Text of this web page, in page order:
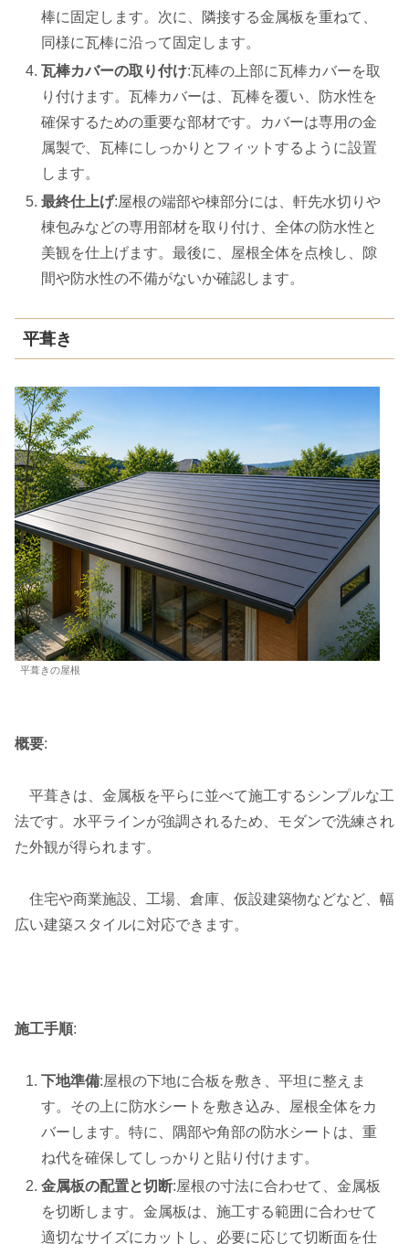
棒に固定します。次に、隣接する金属板を重ねて、
同様に瓦棒に沿って固定します。
瓦棒カバーの取り付け:瓦棒の上部に瓦棒カバーを取
り付けます。瓦棒カバーは、瓦棒を覆い、防水性を
確保するための重要な部材です。カバーは専用の金
属製で、瓦棒にしっかりとフィットするように設置
します。
最終仕上げ:屋根の端部や棟部分には、軒先水切りや
棟包みなどの専用部材を取り付け、全体の防水性と
美観を仕上げます。最後に、屋根全体を点検し、隙
間や防水性の不備がないか確認します。
平葺き
平葺きの屋根
概要:
平葺きは、金属板を平らに並べて施工するシンプルな工
法です。水平ラインが強調されるため、モダンで洗練され
た外観が得られます。
住宅や商業施設、工場、倉庫、仮設建築物などなど、幅
広い建築スタイルに対応できます。
施工手順:
下地準備:屋根の下地に合板を敷き、平坦に整えま
す。その上に防水シートを敷き込み、屋根全体をカ
バーします。特に、隅部や角部の防水シートは、重
ね代を確保してしっかりと貼り付けます。
金属板の配置と切断:屋根の寸法に合わせて、金属板
を切断します。金属板は、施工する範囲に合わせて
適切なサイズにカットし、必要に応じて切断面を仕